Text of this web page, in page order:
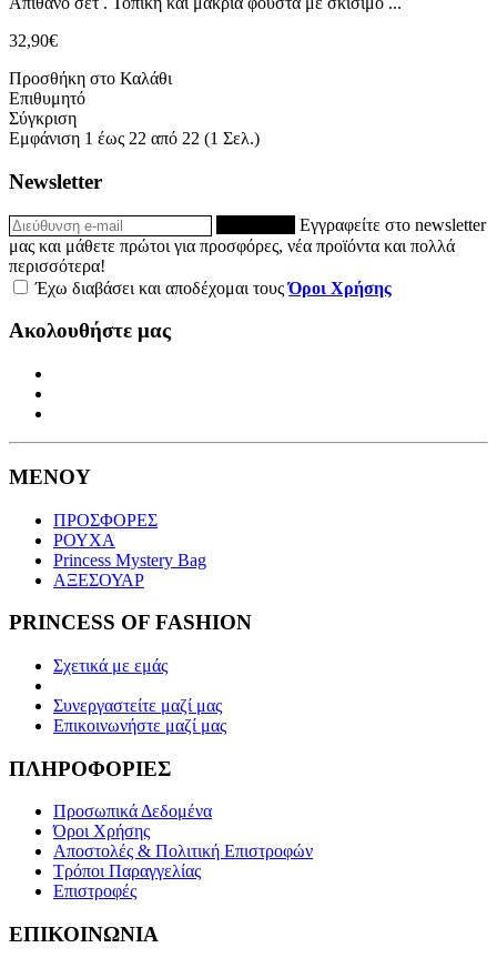
32,90€
Προσθήκη στο Καλάθι
Επιθυμητό
Σύγκριση
Εμφάνιση 1 έως 22 από 22 (1 Σελ.)
Newsletter
Εγγραφείτε στο newsletter
μας και μάθετε πρώτοι για προσφόρες, νέα προϊόντα και πολλά
περισσότερα!
Έχω διαβάσει και αποδέχομαι τουςΌροι Χρήσης
Ακολουθήστε μας
ΜΕΝΟΥ
ΠΡΟΣΦΟΡΕΣ
ΡΟΥΧΑ
Princess Mystery Bag
ΑΞΕΣΟΥΑΡ
PRINCESS OF FASHION
Σχετικά με εμάς
Συνεργαστείτε μαζί μας
Επικοινωνήστε μαζί μας
ΠΛΗΡΟΦΟΡΙΕΣ
Προσωπικά Δεδομένα
Όροι Χρήσης
Αποστολές & Πολιτική Επιστροφών
Τρόποι Παραγγελίας
Επιστροφές
ΕΠΙΚΟΙΝΩΝΙΑ